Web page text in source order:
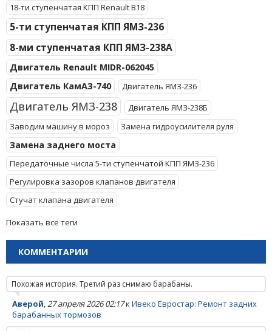
18-ти ступенчатая КПП Renault B18
5-ти ступенчатая КПП ЯМЗ-236
8-ми ступенчатая КПП ЯМЗ-238А
Двигатель Renault MIDR-062045
Двигатель КамАЗ-740
Двигатель ЯМЗ-236
Двигатель ЯМЗ-238
Двигатель ЯМЗ-238Б
Заводим машину в мороз
Замена гидроусилителя руля
Замена заднего моста
Передаточные числа 5-ти ступенчатой КПП ЯМЗ-236
Регулировка зазоров клапанов двигателя
Стучат клапана двигателя
Показать все теги
КОММЕНТАРИИ
Похожая история. Третий раз снимаю барабаны.
Аверой,27 апреля 2026 02:17к Ивеко Евростар: Ремонт задних
барабанных тормозов